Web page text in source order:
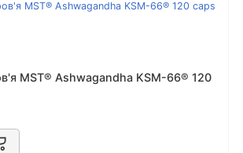
MST® Ashwagandha KSM-66® 120